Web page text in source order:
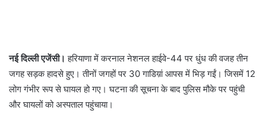
नई दिल्ली एजेंसी। हरियाणा में करनाल नेशनल हाईवे-44 पर धुंध की वजह तीन
जगह सड़क हादसे हुए। तीनों जगहों पर 30 गाडिय़ां आपस में भिड़ गईं। जिसमें 12
लोग गंभीर रूप से घायल हो गए। घटना की सूचना के बाद पुलिस मौके पर पहुंची
और घायलों को अस्पताल पहुंचाया।